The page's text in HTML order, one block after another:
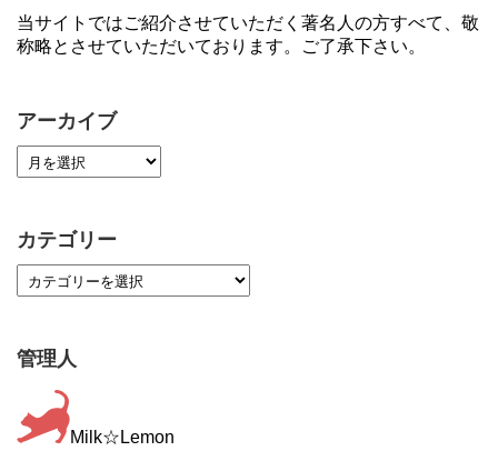
当サイトではご紹介させていただく著名人の方すべて、敬
称略とさせていただいております。ご了承下さい。
アーカイブ
カテゴリー
管理人
Milk☆Lemon